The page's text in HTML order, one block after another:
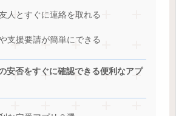
人とすぐに連絡を取れる
支援要請が簡単にできる
安否をすぐに確認できる便利なアプ